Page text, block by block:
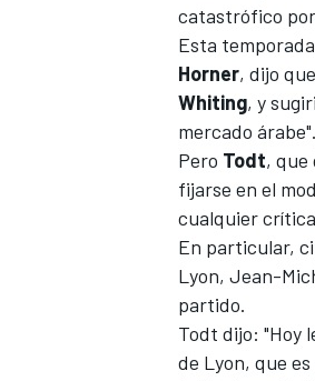
WRC
catastrófico
Esta
Horner, dijo
Whiting, y
mercado árabe".
Pero Todt, que
fijarse en el
cualquier
En particular,
Lyon, Jean-
partido.
Todt dijo: "Hoy
de Lyon, que